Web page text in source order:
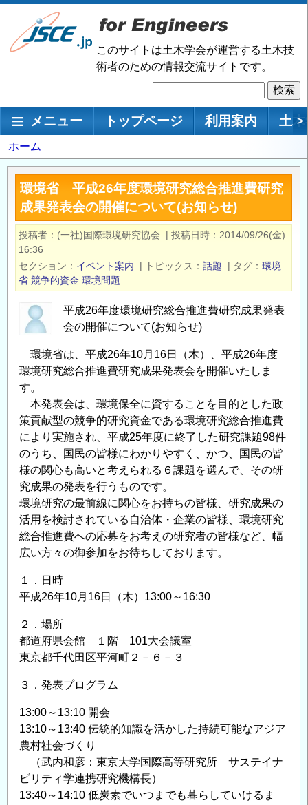
メ
ン
移
このサイトは土木学会が運営する土木技
術者のための情報交流サイトです。
索
メインナビゲーション
メニュー トップページ 利用案内 土 >
パ
ン
く
ホーム
環境省 平成26年度環境研究総合推進費研究
成果発表会の開催について(お知らせ)
投稿者 (一社)国際環境研究協会 | 投稿日時
2014/09/26(金)
16:36
セクション
イベント案内 | トピックス 話題 | タグ
環境
省 競争的資金 環境問題
平成26年度環境研究総合推進費研究成果発表
会の開催について(お知らせ)
環境省は、平成26年10月16日（木）、平成26年度
環境研究総合推進費研究成果発表会を開催いたしま
す。
本発表会は、環境保全に資することを目的とした政
策貢献型の競争的研究資金である環境研究総合推進費
により実施され、平成25年度に終了した研究課題98件
のうち、国民の皆様にわかりやすく、かつ、国民の皆
様の関心も高いと考えられる６課題を選んで、その研
究成果の発表を行うものです。
環境研究の最前線に関心をお持ちの皆様、研究成果の
活用を検討されている自治体・企業の皆様、環境研究
総合推進費への応募をお考えの研究者の皆様など、幅
広い方々の御参加をお待ちしております。
１．日時
平成26年10月16日（木）13:00～16:30
２．場所
都道府県会館 １階 101大会議室
東京都千代田区平河町２－６－３
３．発表プログラム
13:00～13:10 開会
13:10～13:40 伝統的知識を活かした持続可能なアジア
農村社会づくり
（武内和彦：東京大学国際高等研究所 サステイナ
ビリティ学連携研究機構長）
13:40～14:10 低炭素でいつまでも暮らしていけるま